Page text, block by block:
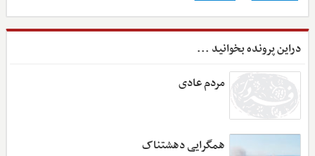
دراین پرونده بخوانید ...
مردم عادی
همگرایی دهشتناک